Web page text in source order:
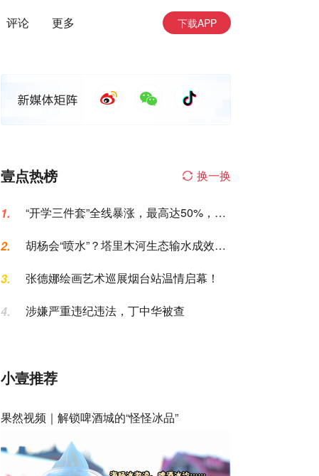
评论 更多 下载APP
壹点热榜 换一换
1.
“开学三件套”全线暴涨，最高达50%，家
2.
胡杨会“喷水”？塔里木河生态输水成效，
3.
张德娜绘画艺术巡展烟台站温情启幕！
4. 涉嫌严重违纪违法，丁中华被查
小壹推荐
果然视频｜解锁啤酒城的“怪怪冰品”